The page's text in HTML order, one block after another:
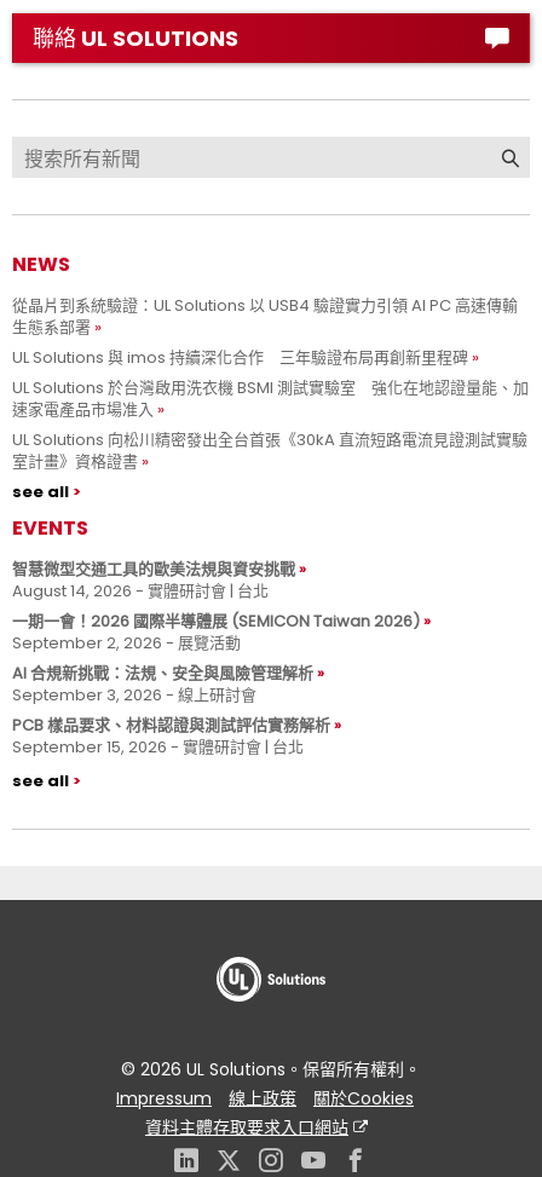
聯絡 UL SOLUTIONS
NEWS
從晶片到系統驗證：UL Solutions 以 USB4 驗證實力引領 AI PC 高速傳輸
生態系部署
UL Solutions 與 imos 持續深化合作 三年驗證布局再創新里程碑
UL Solutions 於台灣啟用洗衣機 BSMI 測試實驗室 強化在地認證量能、加
速家電產品市場准入
UL Solutions 向松川精密發出全台首張《30kA 直流短路電流見證測試實驗
室計畫》資格證書
see all
EVENTS
智慧微型交通工具的歐美法規與資安挑戰
August 14, 2026 - 實體研討會 | 台北
一期一會！2026 國際半導體展 (SEMICON Taiwan 2026)
September 2, 2026 - 展覽活動
AI 合規新挑戰：法規、安全與風險管理解析
September 3, 2026 - 線上研討會
PCB 樣品要求、材料認證與測試評估實務解析
September 15, 2026 - 實體研討會 | 台北
see all
© 2026 UL Solutions。保留所有權利。
Impressum
線上政策
關於Cookies
資料主體存取要求入口網站